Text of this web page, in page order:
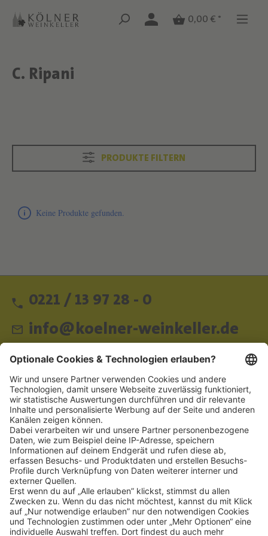
Zum Hauptinhalt springen
Zum Hauptinhalt springen
0,00 € *
Text überspringen
C. Ripani
Text überspringen
PRODUKTE FILTERN
Keine Produkte gefunden.
0221 / 13 97 28 - 0
info@koelner-weinkeller.de
Schnellzugriff
ZAHLUNGSMETHODEN
SOCIAL
NEWSLETTER
BESUCHEN SIE UNS